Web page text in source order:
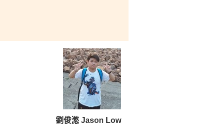
劉俊滺 Jason Low